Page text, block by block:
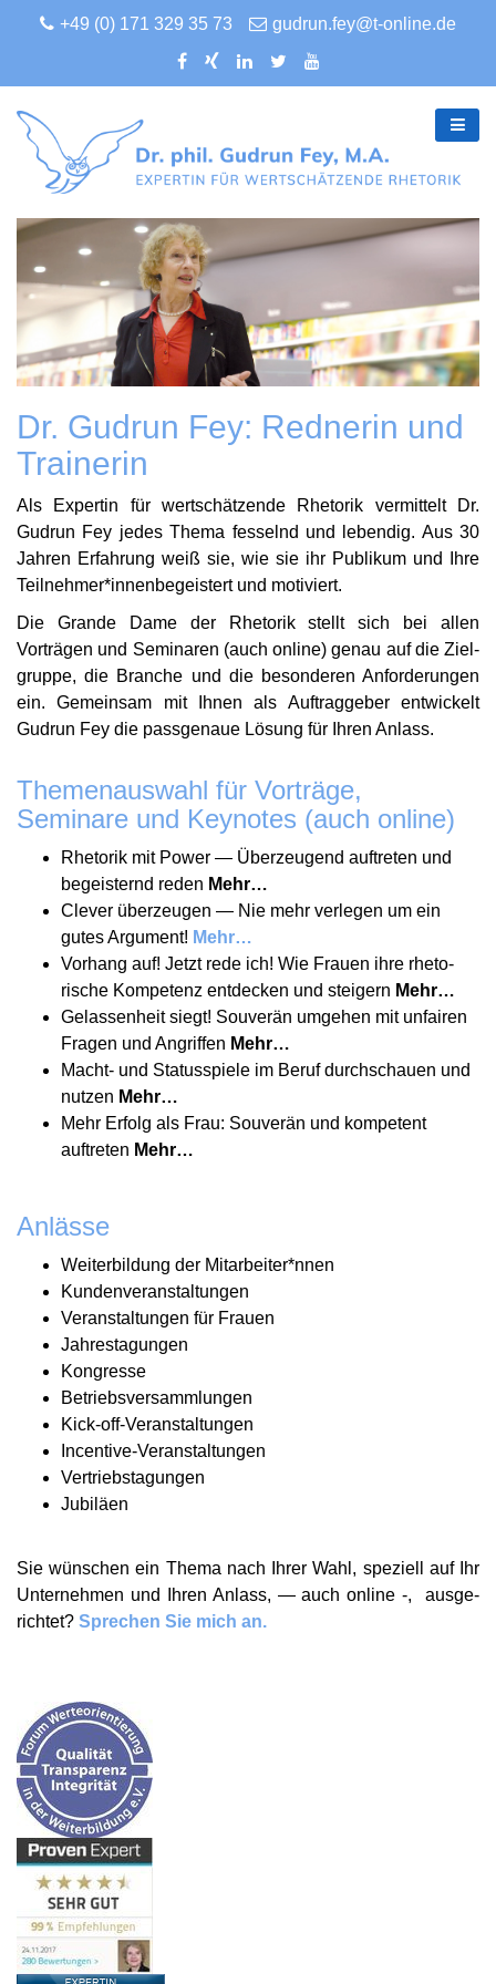
+49 (0) 171 329 35 73 gudrun.fey@t-online.de
Dr. Gudrun Fey: Rednerin und
Trainerin
Als Expertin für wert­schät­zende Rhetorik vermittelt Dr.
Gudrun Fey jedes Thema fesselnd und lebendig. Aus 30
Jahren Erfahrung weiß sie, wie sie ihr Publikum und Ihre
Teilnehmer*innenbegeistert und motiviert.
Die Grande Dame der Rhetorik stellt sich bei allen
Vorträgen und Semi­naren (auch online) genau auf die Ziel­
gruppe, die Branche und die beson­deren Anfor­de­rungen
ein. Gemeinsam mit Ihnen als Auftrag­geber entwi­ckelt
Gudrun Fey die pass­genaue Lösung für Ihren Anlass.
Themenauswahl für Vorträge,
Seminare und Keynotes (auch online)
Rhetorik mit Power — Über­zeugend auftreten und
begeis­ternd reden Mehr…
Clever über­zeugen — Nie mehr verlegen um ein
gutes Argument! Mehr…
Vorhang auf! Jetzt rede ich! Wie Frauen ihre rheto­
rische Kompetenz entdecken und steigern Mehr…
Gelas­senheit siegt! Souverän umgehen mit unfairen
Fragen und Angriffen Mehr…
Macht- und Status­spiele im Beruf durch­schauen und
nutzen Mehr…
Mehr Erfolg als Frau: Souverän und kompetent
auftreten Mehr…
Anlässe
Weiter­bildung der Mitarbeiter*nnen
Kunden­ver­an­stal­tungen
Veran­stal­tungen für Frauen
Jahres­ta­gungen
Kongresse
Betriebs­ver­samm­lungen
Kick-off-Veran­stal­tungen
Incentive-Veran­stal­tungen
Vertriebs­ta­gungen
Jubiläen
Sie wünschen ein Thema nach Ihrer Wahl, speziell auf Ihr
Unter­nehmen und Ihren Anlass, — auch online -, ausge­
richtet? Sprechen Sie mich an.